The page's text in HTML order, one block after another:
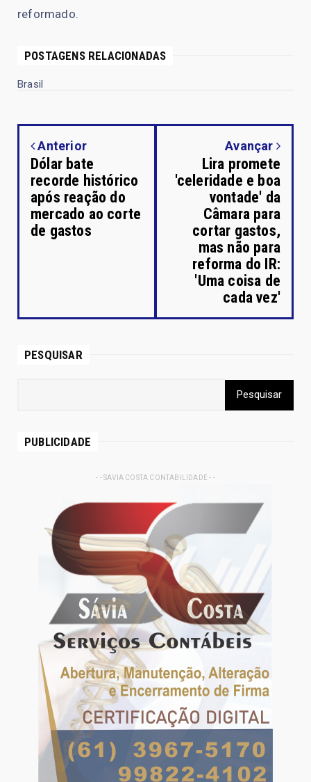
reformado.
POSTAGENS RELACIONADAS
Brasil
Anterior
Dólar bate
recorde histórico
após reação do
mercado ao corte
de gastos
Avançar
Lira promete
'celeridade e boa
vontade' da
Câmara para
cortar gastos,
mas não para
reforma do IR:
'Uma coisa de
cada vez'
PESQUISAR
PUBLICIDADE
- - SAVIA COSTA CONTABILIDADE - -